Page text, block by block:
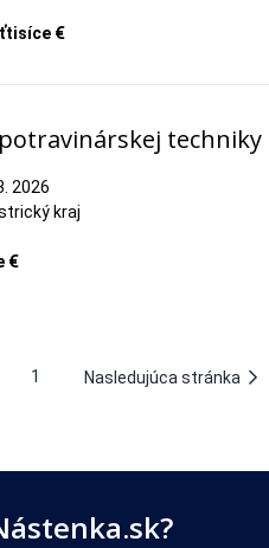
€
techniky
2026
kraj
€
1 Nasledujúca stránka